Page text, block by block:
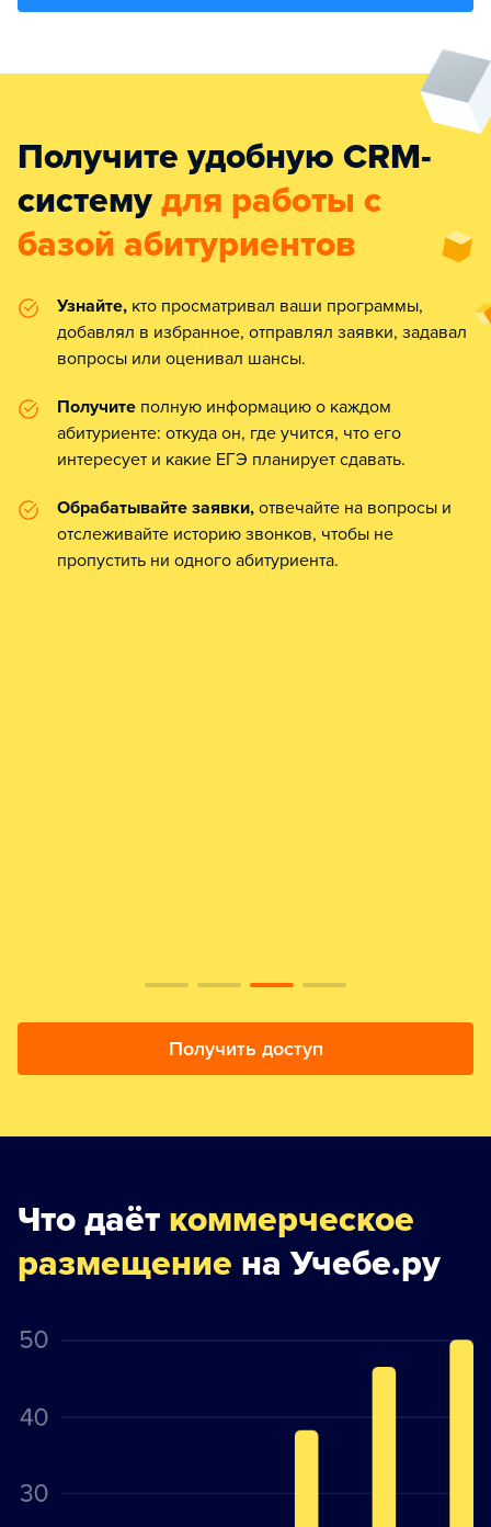
Получите удобную CRM-
систему для работы с
базой абитуриентов
Узнайте, кто просматривал ваши программы,
добавлял в избранное, отправлял заявки, задавал
вопросы или оценивал шансы.
Получите полную информацию о каждом
абитуриенте: откуда он, где учится, что его
интересует и какие ЕГЭ планирует сдавать.
Обрабатывайте заявки, отвечайте на вопросы и
отслеживайте историю звонков, чтобы не
пропустить ни одного абитуриента.
Получить доступ
Что даёт коммерческое
размещение на Учебе.ру